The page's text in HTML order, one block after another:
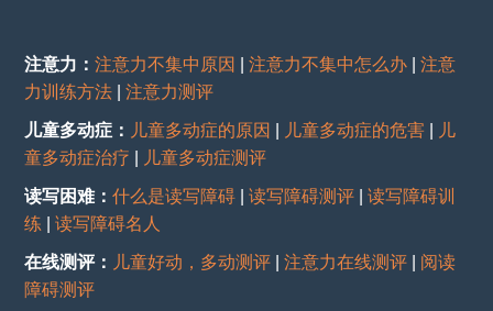
注意力：注意力不集中原因 |注意力不集中怎么办 |注意
力训练方法 |注意力测评
儿童多动症： 儿童多动症的原因 儿童多动症的危害
儿
童多动症治疗
儿童多动症测评
读写困难：什么是读写障碍 |读写障碍测评 |读写障碍训
练 |读写障碍名人
在线测评： 儿童好动，多动测评 |注意力在线测评
阅读
障碍测评